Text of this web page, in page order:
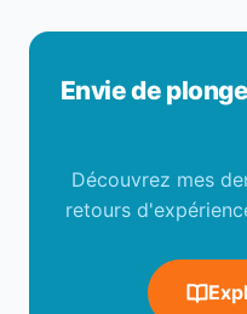
Envie de
Découvrez mes
retours